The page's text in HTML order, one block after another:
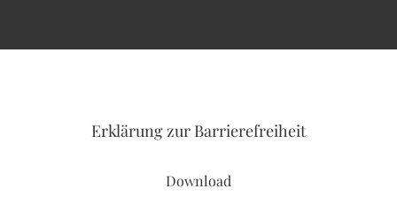
Erklärung zur Barrierefreiheit
Download